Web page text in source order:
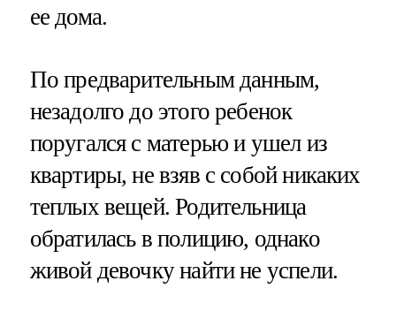
ее дома.
По предварительным данным,
незадолго до этого ребенок
поругался с матерью и ушел из
квартиры, не взяв с собой никаких
теплых вещей. Родительница
обратилась в полицию, однако
живой девочку найти не успели.